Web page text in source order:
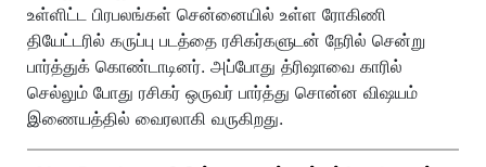
உள்ளிட்ட பிரபலங்கள் சென்னையில் உள்ள ரோகிணி
தியேட்டரில் கருப்பு படத்தை ரசிகர்களுடன் நேரில் சென்று
பார்த்துக் கொண்டாடினர். அப்போது த்ரிஷாவை காரில்
செல்லும் போது ரசிகர் ஒருவர் பார்த்து சொன்ன விஷயம்
இணையத்தில் வைரலாகி வருகிறது.